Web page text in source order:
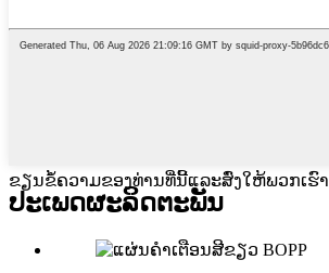
ຂຽນຂໍ້ຄວາມຂອງທ່ານທີ່ນີ້ແລະສົ່ງໃຫ້ພວກເຮົາ
ປະເພດຜະລິດຕະພັນ